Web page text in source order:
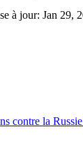
à jour: Jan 29,
contre la